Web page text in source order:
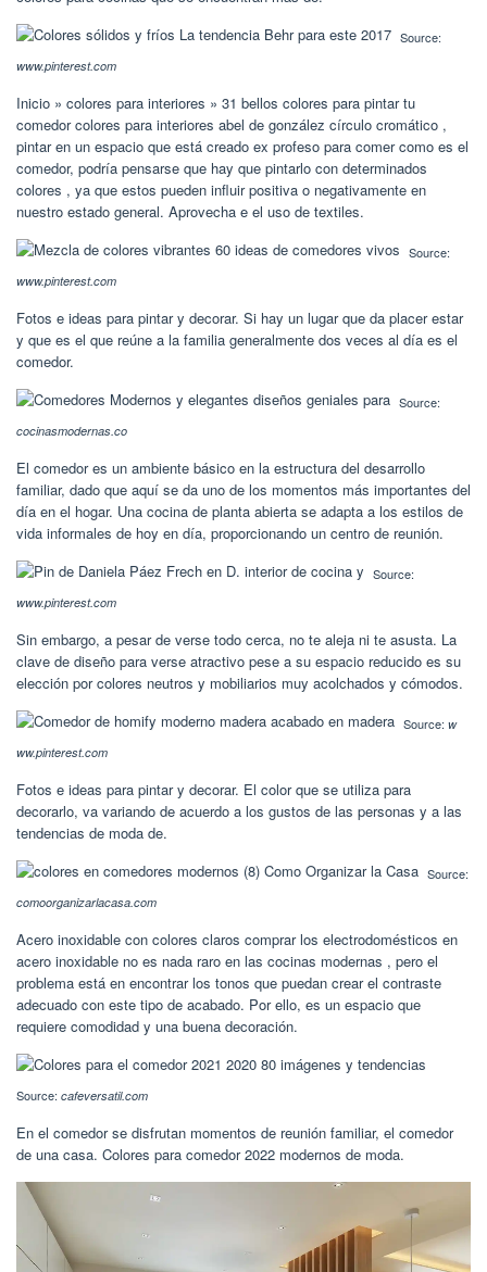
Source:
www.pinterest.com
Inicio » colores para interiores » 31 bellos colores para pintar tu
comedor colores para interiores abel de gonzález círculo cromático ,
pintar en un espacio que está creado ex profeso para comer como es el
comedor, podría pensarse que hay que pintarlo con determinados
colores , ya que estos pueden influir positiva o negativamente en
nuestro estado general. Aprovecha e el uso de textiles.
Source:
www.pinterest.com
Fotos e ideas para pintar y decorar. Si hay un lugar que da placer estar
y que es el que reúne a la familia generalmente dos veces al día es el
comedor.
Source:
cocinasmodernas.co
El comedor es un ambiente básico en la estructura del desarrollo
familiar, dado que aquí se da uno de los momentos más importantes del
día en el hogar. Una cocina de planta abierta se adapta a los estilos de
vida informales de hoy en día, proporcionando un centro de reunión.
Source:
www.pinterest.com
Sin embargo, a pesar de verse todo cerca, no te aleja ni te asusta. La
clave de diseño para verse atractivo pese a su espacio reducido es su
elección por colores neutros y mobiliarios muy acolchados y cómodos.
Source: w
ww.pinterest.com
Fotos e ideas para pintar y decorar. El color que se utiliza para
decorarlo, va variando de acuerdo a los gustos de las personas y a las
tendencias de moda de.
Source:
comoorganizarlacasa.com
Acero inoxidable con colores claros comprar los electrodomésticos en
acero inoxidable no es nada raro en las cocinas modernas , pero el
problema está en encontrar los tonos que puedan crear el contraste
adecuado con este tipo de acabado. Por ello, es un espacio que
requiere comodidad y una buena decoración.
Source: cafeversatil.com
En el comedor se disfrutan momentos de reunión familiar, el comedor
de una casa. Colores para comedor 2022 modernos de moda.